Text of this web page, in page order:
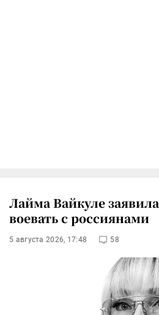
Лайма Вайкуле
воевать с россиянами
5 августа 2026, 17:48 58